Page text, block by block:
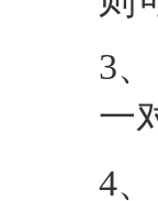
可
联
课